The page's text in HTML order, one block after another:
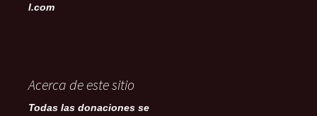
l.com
Acerca de este sitio
Todas las donaciones se